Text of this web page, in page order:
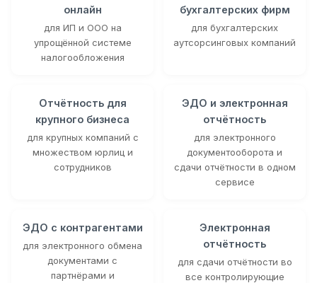
онлайн
для ИП и ООО на
упрощённой системе
налогообложения
бухгалтерских фирм
для бухгалтерских
аутсорсинговых компаний
Отчётность для
крупного бизнеса
для крупных компаний с
множеством юрлиц и
сотрудников
ЭДО и электронная
отчётность
для электронного
документооборота и
сдачи отчётности в одном
сервисе
ЭДО с контрагентами
для электронного обмена
документами с
партнёрами и
Электронная
отчётность
для сдачи отчётности во
все контролирующие